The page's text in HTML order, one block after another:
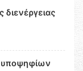
υποψηφίων